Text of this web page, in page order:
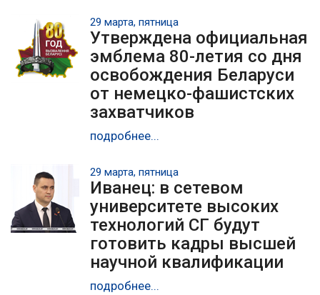
29 марта, пятница
Утверждена официальная
эмблема 80-летия со дня
освобождения Беларуси
от немецко-фашистских
захватчиков
подробнее...
29 марта, пятница
Иванец: в сетевом
университете высоких
технологий СГ будут
готовить кадры высшей
научной квалификации
подробнее...